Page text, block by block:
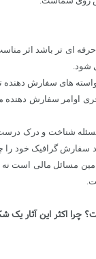
ای تر باشد اثر
شود.
های سفارش
سفارش دهنده
مسئله شناخت و
سفارش گرافیک
مسائل مالی است نه
چرا اکثر این آثار